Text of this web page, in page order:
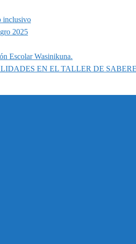
inclusivo
2025
Escolar Wasinikuna.
EN EL TALLER DE